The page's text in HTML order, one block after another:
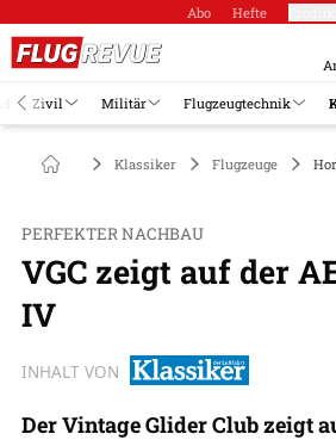
Abo Hefte
Zivil Militär Flugzeugtechnik
Klassiker Flugzeuge
PERFEKTER NACHBAU
VGC zeigt auf der
IV
INHALT VON
Der Vintage Glider Club zeigt